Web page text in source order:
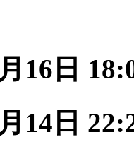
16日
14日